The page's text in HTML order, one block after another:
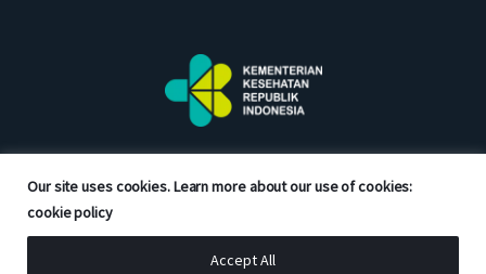
Our site uses cookies. Learn more about our use of cookies:
cookie policy
Accept All
Copyright © 2026 Good Doctor. All rights reserved.